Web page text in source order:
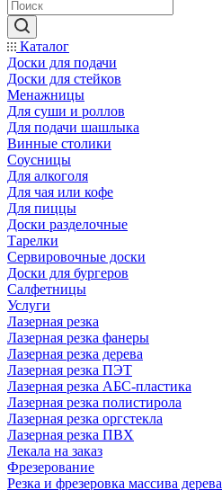
Каталог
Доски для подачи
Доски для стейков
Менажницы
Для суши и роллов
Для подачи шашлыка
Винные столики
Соусницы
Для алкоголя
Для чая или кофе
Для пиццы
Доски разделочные
Тарелки
Сервировочные доски
Доски для бургеров
Салфетницы
Услуги
Лазерная резка
Лазерная резка фанеры
Лазерная резка дерева
Лазерная резка ПЭТ
Лазерная резка АБС-пластика
Лазерная резка полистирола
Лазерная резка оргстекла
Лазерная резка ПВХ
Лекала на заказ
Фрезерование
Резка и фрезеровка массива дерева